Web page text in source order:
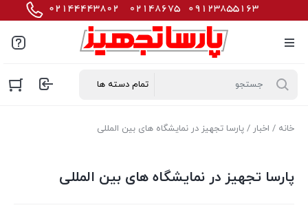
خانه / اخبار / پارسا تجهیز در نمایشگاه های بین المللی
پارسا تجهیز در نمایشگاه های بین المللی